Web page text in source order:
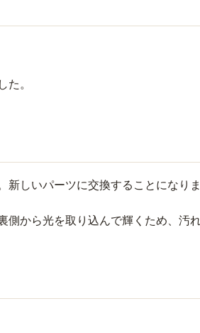
た。
しいパーツに交換することになりま
から光を取り込んで輝くため、汚